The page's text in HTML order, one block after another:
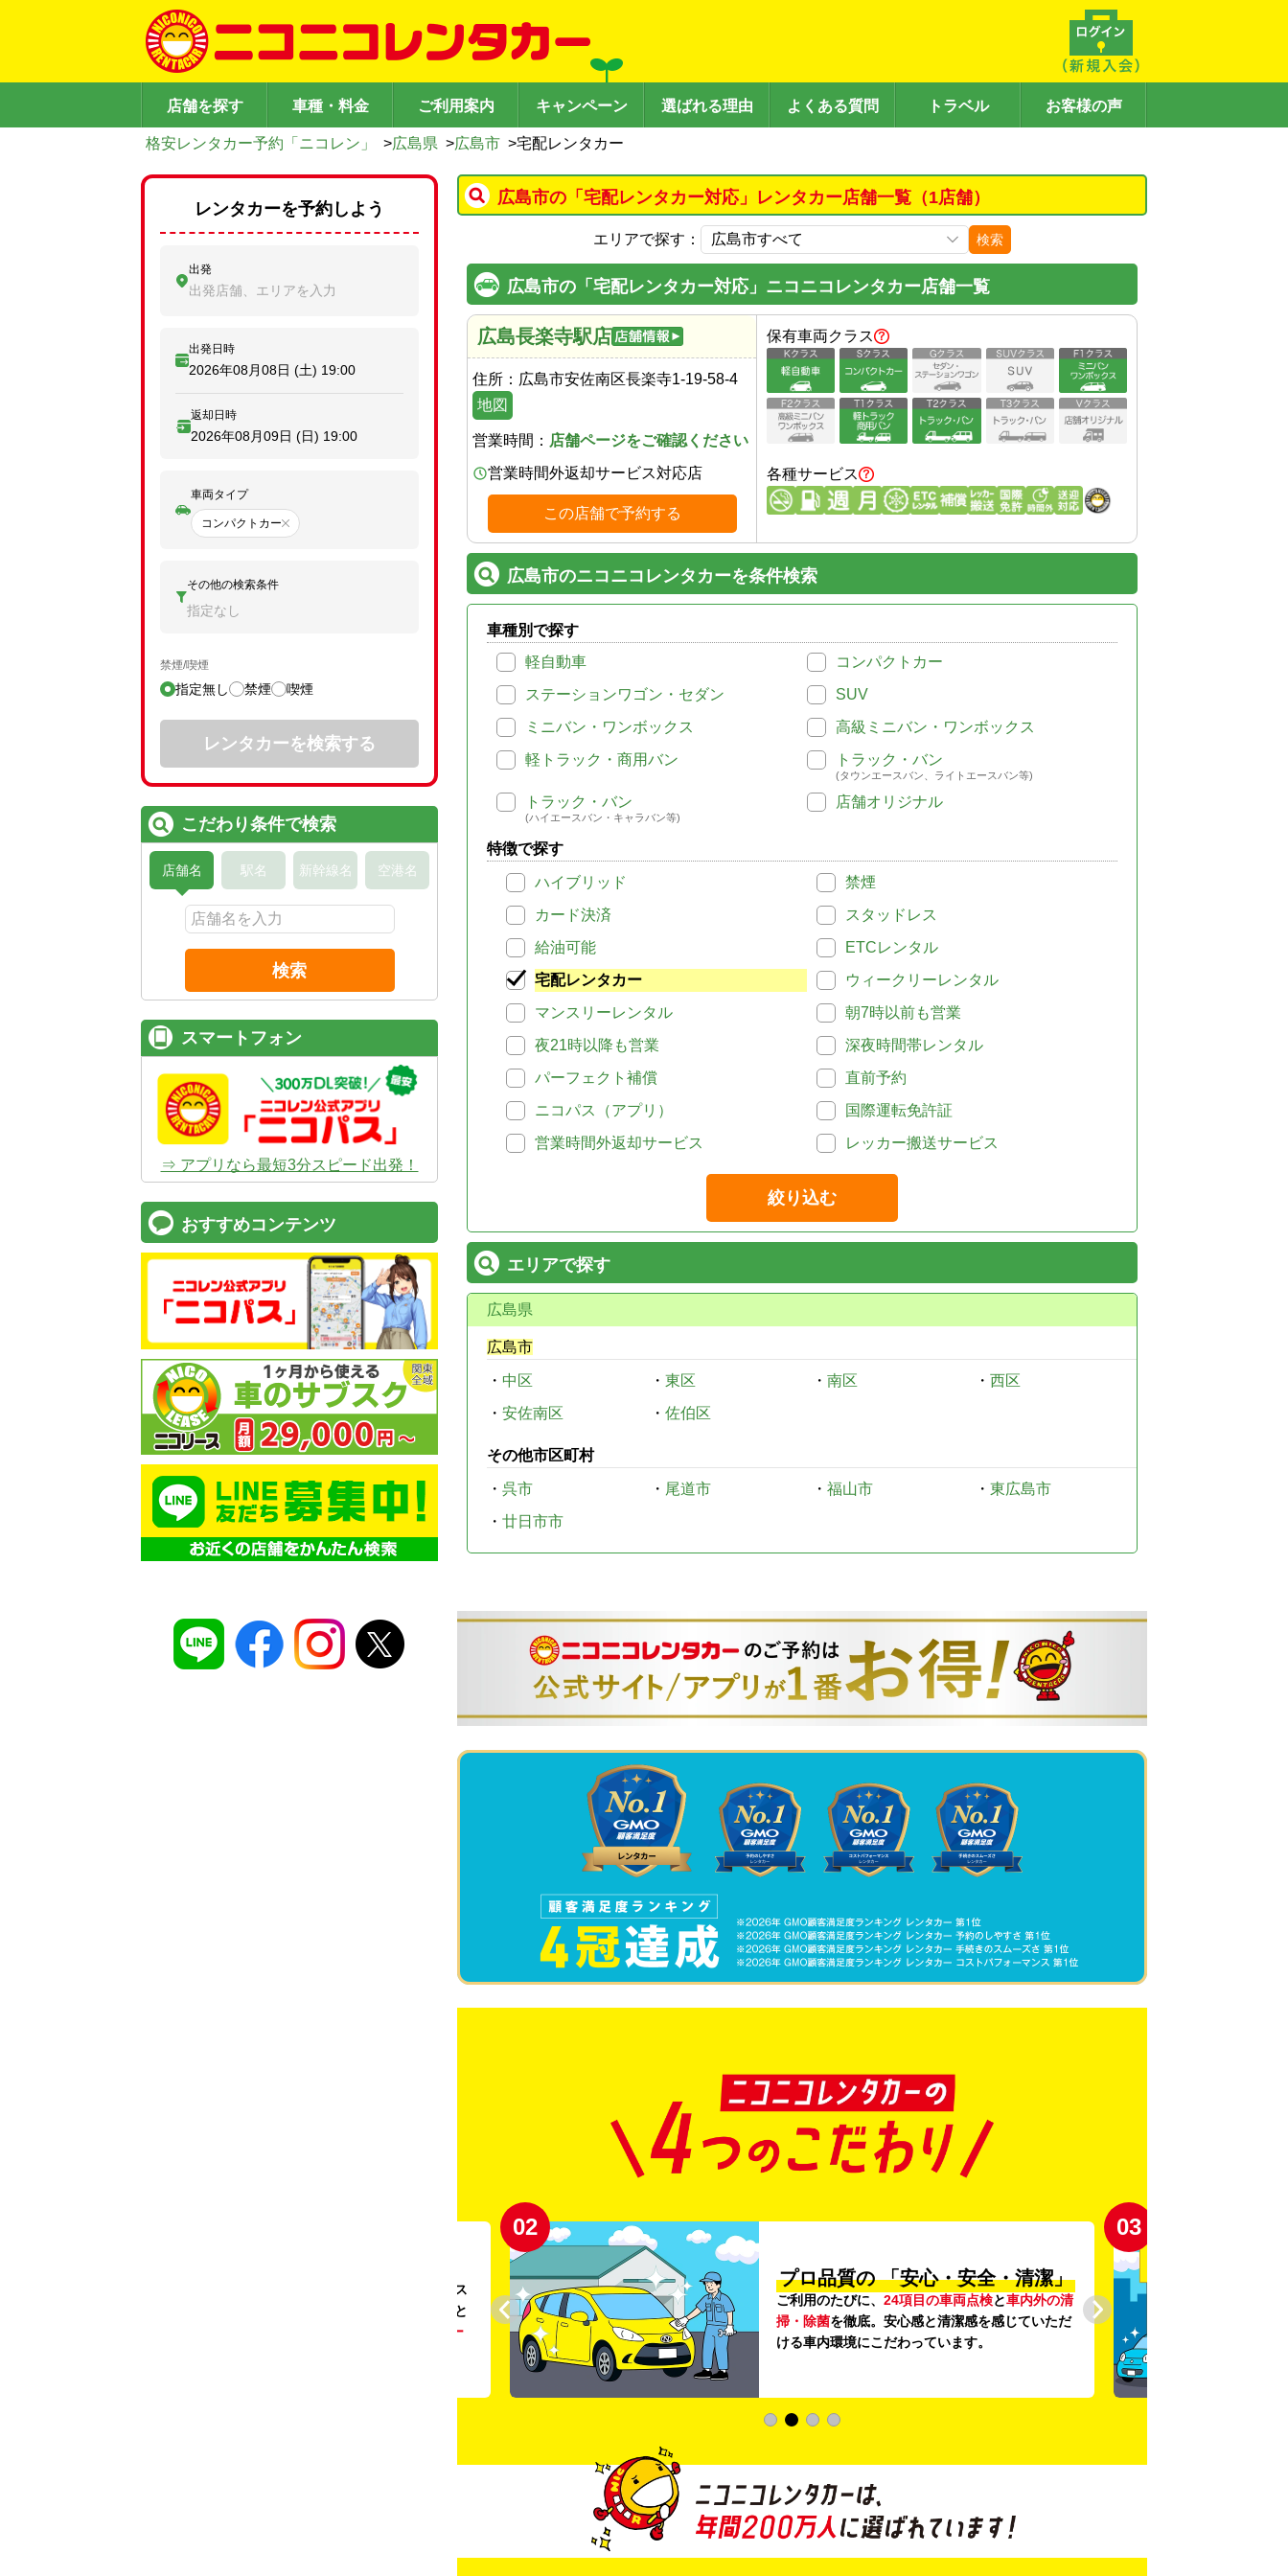
店舗を探す 車種・料金 ご利用案内 キャンペーン 選ばれる理由 よくある質問 トラベル お客様の声
格安レンタカー予約「ニコレン」 >広島県 >広島市 >宅配レンタカー
広島市の「宅配レンタカー対応」レンタカー店舗一覧（1店舗）
エリアで探す： 検索
広島市の「宅配レンタカー対応」ニコニコレンタカー店舗一覧
広島長楽寺駅店
住所： 広島市安佐南区長楽寺1-19-58-4
地図
営業時間： 店舗ページをご確認ください
営業時間外返却サービス対応店
この店舗で予約する
保有車両クラス
各種サービス
広島市のニコニコレンタカーを条件検索
車種別で探す
軽自動車
コンパクトカー
ステーションワゴン・セダン
SUV
ミニバン・ワンボックス
高級ミニバン・ワンボックス
軽トラック・商用バン
トラック・バン
(タウンエースバン、ライトエースバン等)
トラック・バン
(ハイエースバン・キャラバン等)
店舗オリジナル
特徴で探す
ハイブリッド
禁煙
カード決済
スタッドレス
給油可能
ETCレンタル
宅配レンタカー
ウィークリーレンタル
マンスリーレンタル
朝7時以前も営業
夜21時以降も営業
深夜時間帯レンタル
パーフェクト補償
直前予約
ニコパス（アプリ）
国際運転免許証
営業時間外返却サービス
レッカー搬送サービス
絞り込む
エリアで探す
広島県
広島市
・ 中区 ・ 東区 ・ 南区 ・ 西区
・ 安佐南区 ・ 佐伯区
その他市区町村
・ 呉市 ・ 尾道市 ・ 福山市 ・ 東広島市
・ 廿日市市
。ガソリンス
タンドや整備工場の既存インフラを活用すること
リー
02
プロ品質の 「安心・安全・清潔」
ご利用のたびに、 24項目の車両点検と車内外の清
掃・除菌を徹底。安心感と清潔感を感じていただ
ける車内環境にこだわっています。
03
レンタカーを予約しよう
出発
出発店舗、エリアを入力
出発日時
2026年08月08日 (土) 19:00
返却日時
2026年08月09日 (日) 19:00
車両タイプ
コンパクトカー
その他の検索条件
指定なし
禁煙/喫煙
指定無し 禁煙 喫煙
レンタカーを検索する
こだわり条件で検索
店舗名 駅名 新幹線名 空港名
検索
スマートフォン
⇒ アプリなら最短3分スピード出発！
おすすめコンテンツ